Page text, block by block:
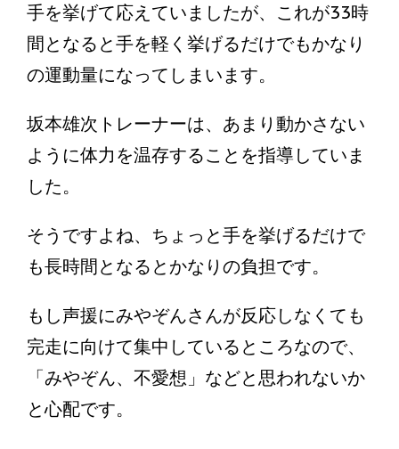
手を挙げて応えていましたが、これが33時
間となると手を軽く挙げるだけでもかなり
の運動量になってしまいます。
坂本雄次トレーナーは、あまり動かさない
ように体力を温存することを指導していま
した。
そうですよね、ちょっと手を挙げるだけで
も長時間となるとかなりの負担です。
もし声援にみやぞんさんが反応しなくても
完走に向けて集中しているところなので、
「みやぞん、不愛想」などと思われないか
と心配です。